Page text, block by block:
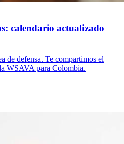
calendario actualizado
de defensa. Te compartimos el
WSAVA para Colombia.